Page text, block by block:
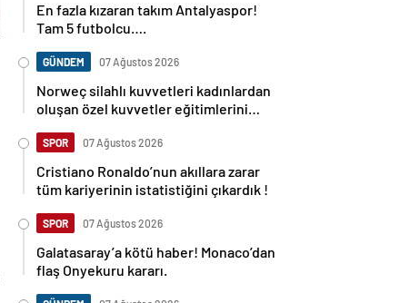
En fazla kızaran takım Antalyaspor!
Tam 5 futbolcu….
GÜNDEM 07 Ağustos 2026
Norweç silahlı kuvvetleri kadınlardan
oluşan özel kuvvetler eğitimlerini
SPOR 07 Ağustos 2026
Cristiano Ronaldo’nun akıllara zarar
tüm kariyerinin istatistiğini çıkardık !
SPOR 07 Ağustos 2026
Galatasaray’a kötü haber! Monaco’dan
flaş Onyekuru kararı.